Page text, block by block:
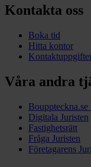
Kontakta oss
Boka tid
Hitta kontor
Våra andra
Bouppteckna.se
Digitala Juristen
Fastighetsrätt
Fråga Juristen
Företagarens